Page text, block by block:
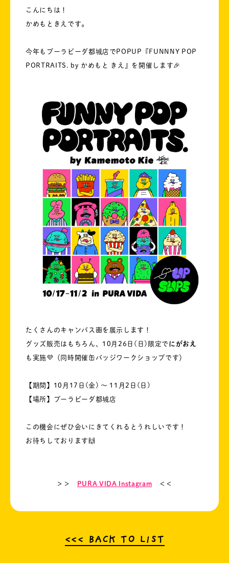
こんにちは！
かめもときえです。
今年もプーラビーダ都城店でPOPUP『FUNNNY POP
PORTRAITS. by かめもと きえ』を開催します🎉
たくさんのキャンバス画を展示します！
グッズ販売はもちろん、10月26日(日)限定でにがおえ
も実施💜（同時開催缶バッジワークショップです）
【期間】10月17日(金) 〜 11月2日(日)
【場所】プーラビーダ都城店
この機会にぜひ会いにきてくれるとうれしいです！
お待ちしております🙌
＞＞ PURA VIDA Instagram ＜＜
<<< BACK TO LIST